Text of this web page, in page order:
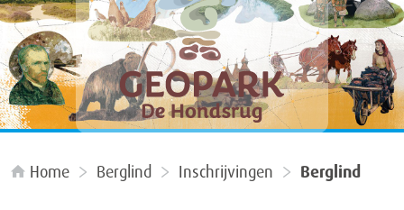
Home Berglind Inschrijvingen Berglind